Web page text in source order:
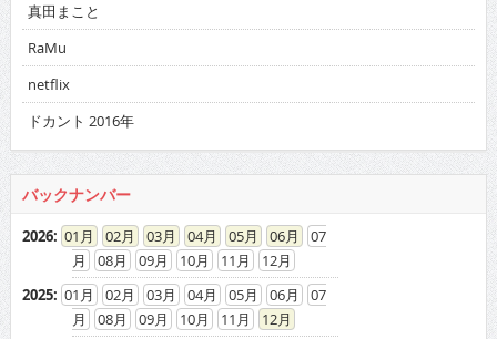
真田まこと
RaMu
netflix
ドカント 2016年
バックナンバー
2026: 01 02 03 04 05 06
07
08
09 10 11
12
2025: 01 02 03 04 05 06
07
08
09 10 11
12